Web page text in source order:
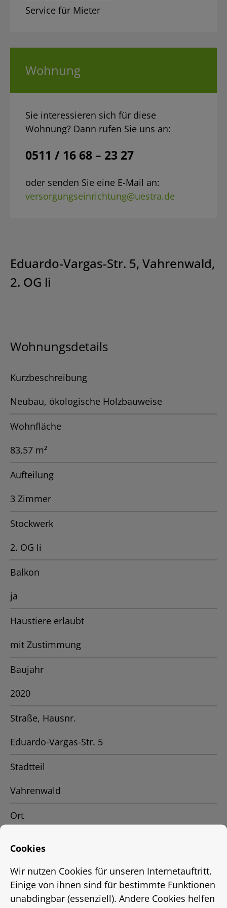
Eduardo-Vargas-Str. 5, Vahrenwald,
2. OG li
Wohnungsdetails
Kurzbeschreibung
Neubau, ökologische Holzbauweise
Wohnfläche
83,57 m²
Aufteilung
3 Zimmer
Stockwerk
2. OG li
Balkon
ja
Haustiere erlaubt
mit Zustimmung
Baujahr
2020
Straße, Hausnr.
Eduardo-Vargas-Str. 5
Stadtteil
Vahrenwald
Ort
vermietet
Service für Mieter
Wohnung
Sie interessieren sich für diese
Wohnung? Dann rufen Sie uns an:
0511 / 16 68 – 23 27
oder senden Sie eine E-Mail an:
versorgungseinrichtung@uestra.de
Cookies
Wir nutzen Cookies für unseren Internetauftritt.
Einige von ihnen sind für bestimmte Funktionen
unabdingbar (essenziell). Andere Cookies helfen